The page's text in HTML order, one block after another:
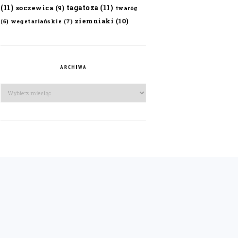
(11) soczewica (9) tagatoza (11) twaróg
(6) wegetariańskie (7) ziemniaki (10)
ARCHIWA
Archiwa